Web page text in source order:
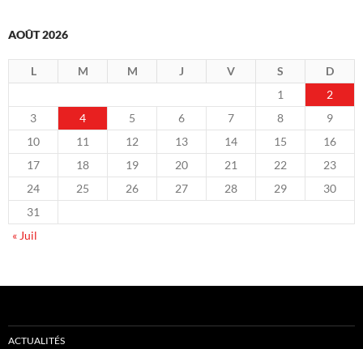
AOÛT 2026
L M M J V S
D
1
2
3
4 5 6 7 8
9
10
11 12 13 14 15
16
17
18 19 20 21 22
23
24
25 26 27 28 29
30
31
« Juil
ACTUALITÉS